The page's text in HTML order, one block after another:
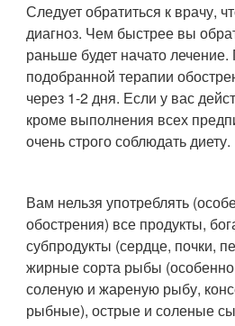
Следует обратиться к врачу,
диагноз. Чем быстрее вы
раньше будет начато
подобранной терапии
через 1-2 дня. Если у вас
кроме выполнения всех
очень строго соблюдать диету.
Вам нельзя употреблять
обострения) все продукты,
субпродукты (сердце, почки,
жирные сорта рыбы
соленую и жареную рыбу,
рыбные), острые и соленые